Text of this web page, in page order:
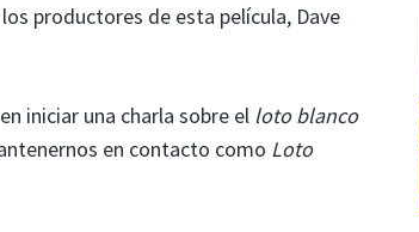
productores de esta película, Dave
iniciar una charla sobre el loto blanco
en contacto como Loto